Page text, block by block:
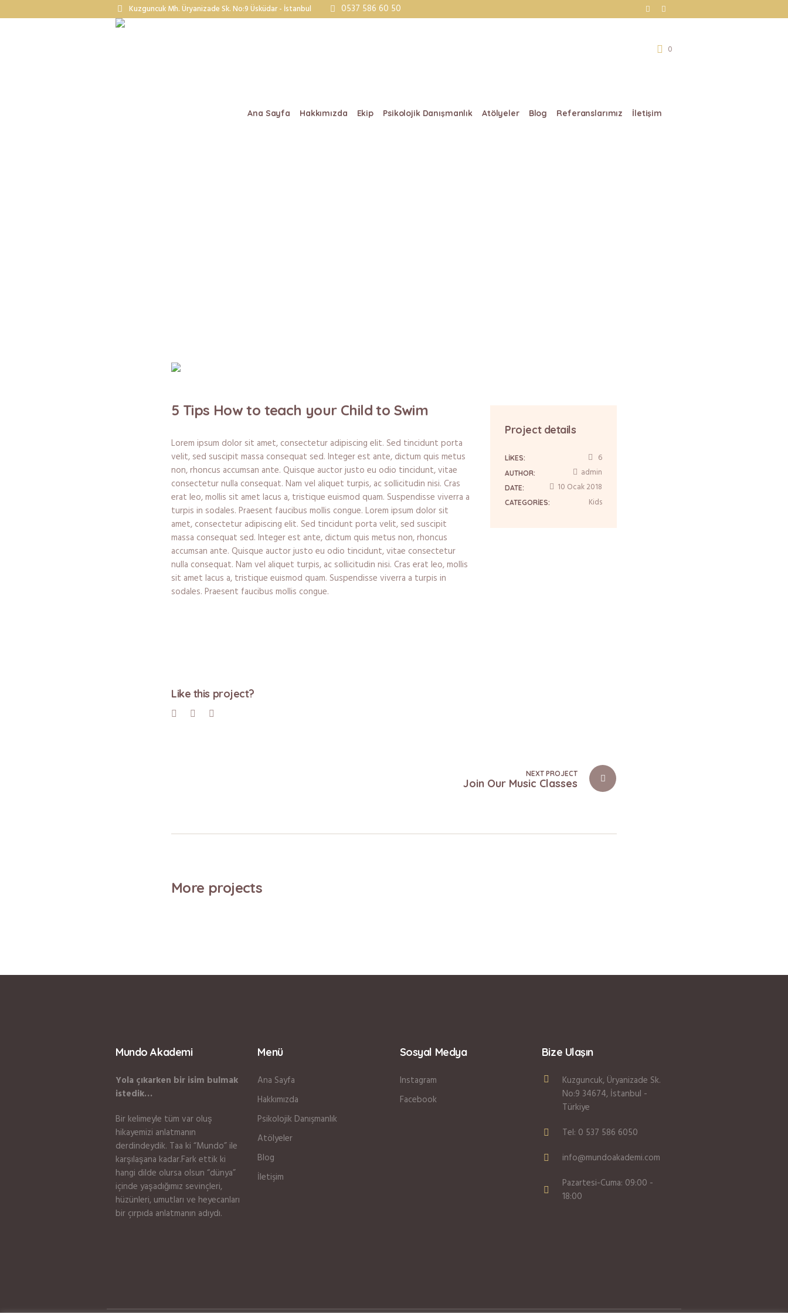
Kuzguncuk Mh. Üryanizade Sk. No:9 Üsküdar - İstanbul 0537 586 60 50
0
Ana Sayfa Hakkımızda Ekip Psikolojik Danışmanlık Atölyeler Blog Referanslarımız İletişim
5 Tips How to teach your Child to Swim
Lorem ipsum dolor sit amet, consectetur adipiscing elit. Sed tincidunt porta
velit, sed suscipit massa consequat sed. Integer est ante, dictum quis metus
non, rhoncus accumsan ante. Quisque auctor justo eu odio tincidunt, vitae
consectetur nulla consequat. Nam vel aliquet turpis, ac sollicitudin nisi. Cras
erat leo, mollis sit amet lacus a, tristique euismod quam. Suspendisse viverra a
turpis in sodales. Praesent faucibus mollis congue. Lorem ipsum dolor sit
amet, consectetur adipiscing elit. Sed tincidunt porta velit, sed suscipit
massa consequat sed. Integer est ante, dictum quis metus non, rhoncus
accumsan ante. Quisque auctor justo eu odio tincidunt, vitae consectetur
nulla consequat. Nam vel aliquet turpis, ac sollicitudin nisi. Cras erat leo, mollis
sit amet lacus a, tristique euismod quam. Suspendisse viverra a turpis in
sodales. Praesent faucibus mollis congue.
Project details
LIKES: 6
AUTHOR: admin
DATE: 10 Ocak 2018
CATEGORIES: Kids
Like this project?
NEXT PROJECT
Join Our Music Classes
More projects
Mundo Akademi
Yola çıkarken bir isim bulmak
istedik…
Bir kelimeyle tüm var oluş
hikayemizi anlatmanın
derdindeydik. Taa ki “Mundo” ile
karşılaşana kadar.Fark ettik ki
hangi dilde olursa olsun “dünya”
içinde yaşadığımız sevinçleri,
hüzünleri, umutları ve heyecanları
bir çırpıda anlatmanın adıydı.
Menü
Ana Sayfa
Hakkımızda
Psikolojik Danışmanlık
Atölyeler
Blog
İletişim
Sosyal Medya
Instagram
Facebook
Bize Ulaşın
Kuzguncuk, Üryanizade Sk.
No:9 34674, İstanbul -
Türkiye
Tel: 0 537 586 6050
info@mundoakademi.com
Pazartesi-Cuma: 09:00 -
18:00